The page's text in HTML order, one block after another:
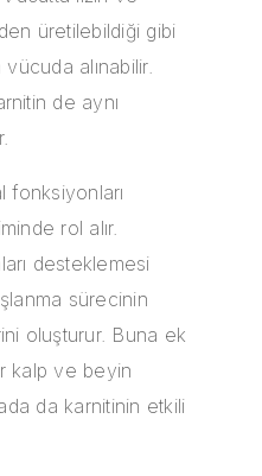
üretilebildiği gibi
alınabilir.
de aynı
fonksiyonları
rol alır.
desteklemesi
sürecinin
oluşturur. Buna ek
kalp ve beyin
da karnitinin etkili